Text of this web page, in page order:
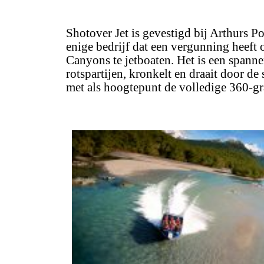
Shotover Jet is gevestigd bij Arthurs
enige bedrijf dat een vergunning heeft
Canyons te jetboaten. Het is een
rotspartijen, kronkelt en draait door de
met als hoogtepunt de volledige 360-